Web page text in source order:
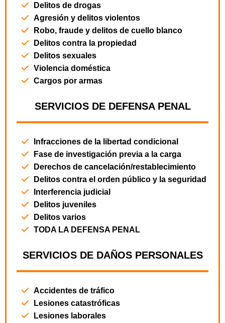
Delitos de drogas
Agresión y delitos violentos
Robo, fraude y delitos de cuello blanco
Delitos contra la propiedad
Delitos sexuales
Violencia doméstica
Cargos por armas
SERVICIOS DE DEFENSA PENAL
Infracciones de la libertad condicional
Fase de investigación previa a la carga
Derechos de cancelación/restablecimiento
Delitos contra el orden público y la seguridad
Interferencia judicial
Delitos juveniles
Delitos varios
TODA LA DEFENSA PENAL
SERVICIOS DE DAÑOS PERSONALES
Accidentes de tráfico
Lesiones catastróficas
Lesiones laborales